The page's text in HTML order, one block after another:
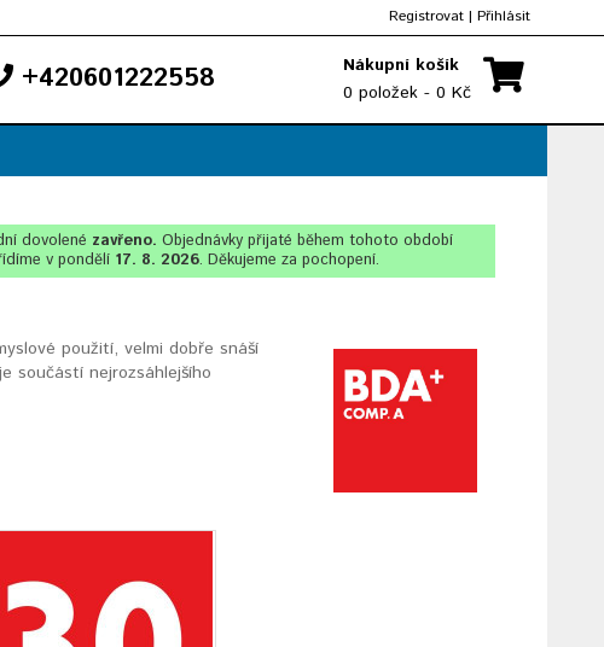
Registrovat | Přihlásit
+420601222558
Nákupní košík
0 položek - 0 Kč
dovolené zavřeno. Objednávky přijaté během tohoto období
v pondělí 17. 8. 2026. Děkujeme za pochopení.
použití, velmi dobře snáší
součástí nejrozsáhlejšího